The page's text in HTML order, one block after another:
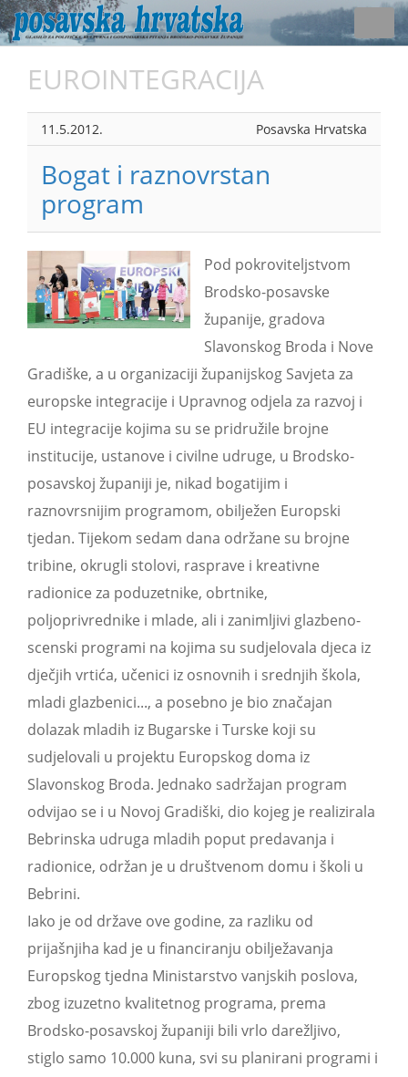
EUROINTEGRACIJA
11.5.2012. Posavska Hrvatska
Bogat i raznovrstan
program
Pod pokroviteljstvom
Brodsko-posavske
županije, gradova
Slavonskog Broda i Nove
Gradiške, a u organizaciji županijskog Savjeta za
europske integracije i Upravnog odjela za razvoj i
EU integracije kojima su se pridružile brojne
institucije, ustanove i civilne udruge, u Brodsko-
posavskoj županiji je, nikad bogatijim i
raznovrsnijim programom, obilježen Europski
tjedan. Tijekom sedam dana održane su brojne
tribine, okrugli stolovi, rasprave i kreativne
radionice za poduzetnike, obrtnike,
poljoprivrednike i mlade, ali i zanimljivi glazbeno-
scenski programi na kojima su sudjelovala djeca iz
dječjih vrtića, učenici iz osnovnih i srednjih škola,
mladi glazbenici..., a posebno je bio značajan
dolazak mladih iz Bugarske i Turske koji su
sudjelovali u projektu Europskog doma iz
Slavonskog Broda. Jednako sadržajan program
odvijao se i u Novoj Gradiški, dio kojeg je realizirala
Bebrinska udruga mladih poput predavanja i
radionice, održan je u društvenom domu i školi u
Bebrini.
Iako je od države ove godine, za razliku od
prijašnjiha kad je u financiranju obilježavanja
Europskog tjedna Ministarstvo vanjskih poslova,
zbog izuzetno kvalitetnog programa, prema
Brodsko-posavskoj županiji bili vrlo darežljivo,
stiglo samo 10.000 kuna, svi su planirani programi i